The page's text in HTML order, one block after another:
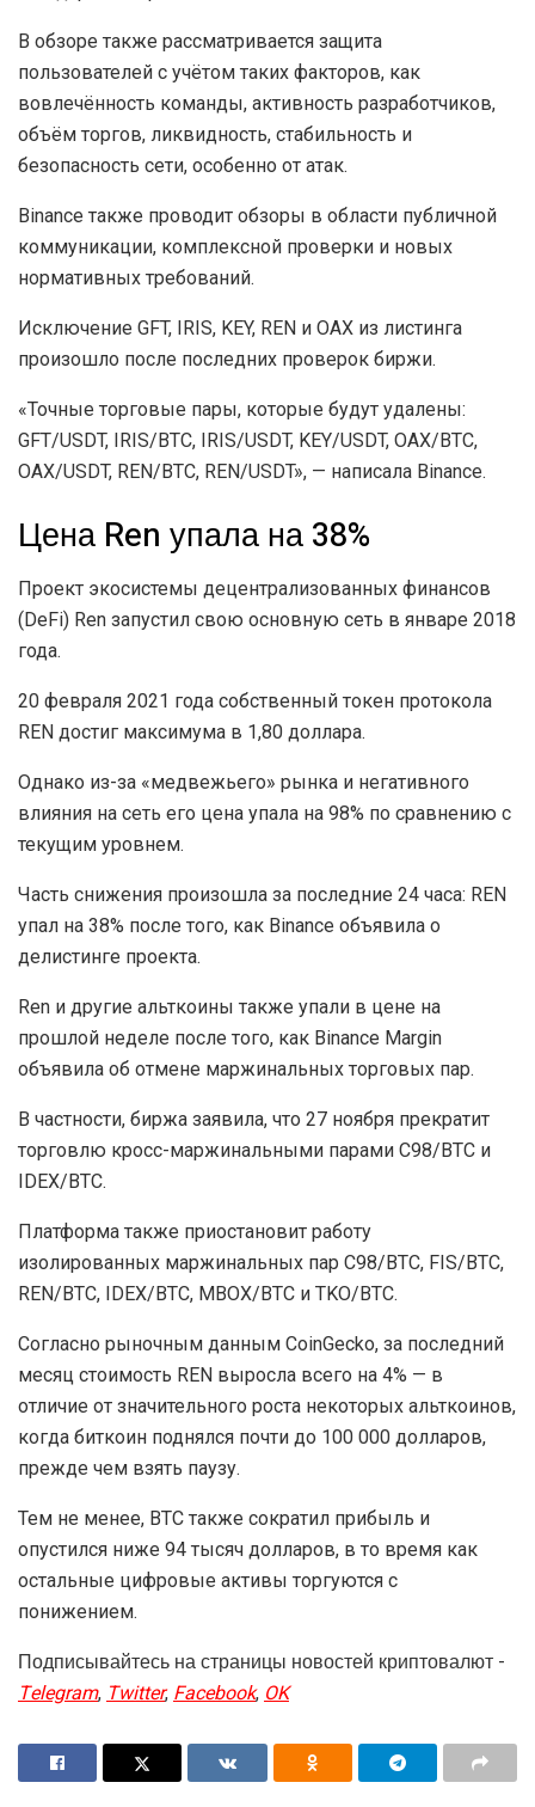
В обзоре также рассматривается защита
пользователей с учётом таких факторов, как
вовлечённость команды, активность разработчиков,
объём торгов, ликвидность, стабильность и
безопасность сети, особенно от атак.
Binance также проводит обзоры в области публичной
коммуникации, комплексной проверки и новых
нормативных требований.
Исключение GFT, IRIS, KEY, REN и OAX из листинга
произошло после последних проверок биржи.
«Точные торговые пары, которые будут удалены:
GFT/USDT, IRIS/BTC, IRIS/USDT, KEY/USDT, OAX/BTC,
OAX/USDT, REN/BTC, REN/USDT», — написала Binance.
Цена Ren упала на 38%
Проект экосистемы децентрализованных финансов
(DeFi) Ren запустил свою основную сеть в январе 2018
года.
20 февраля 2021 года собственный токен протокола
REN достиг максимума в 1,80 доллара.
Однако из-за «медвежьего» рынка и негативного
влияния на сеть его цена упала на 98% по сравнению с
текущим уровнем.
Часть снижения произошла за последние 24 часа: REN
упал на 38% после того, как Binance объявила о
делистинге проекта.
Ren и другие альткоины также упали в цене на
прошлой неделе после того, как Binance Margin
объявила об отмене маржинальных торговых пар.
В частности, биржа заявила, что 27 ноября прекратит
торговлю кросс-маржинальными парами C98/BTC и
IDEX/BTC.
Платформа также приостановит работу
изолированных маржинальных пар C98/BTC, FIS/BTC,
REN/BTC, IDEX/BTC, MBOX/BTC и TKO/BTC.
Согласно рыночным данным CoinGecko, за последний
месяц стоимость REN выросла всего на 4% — в
отличие от значительного роста некоторых альткоинов,
когда биткоин поднялся почти до 100 000 долларов,
прежде чем взять паузу.
Тем не менее, BTC также сократил прибыль и
опустился ниже 94 тысяч долларов, в то время как
остальные цифровые активы торгуются с
понижением.
Подписывайтесь на страницы новостей криптовалют -
Telegram, Twitter, Facebook, OK